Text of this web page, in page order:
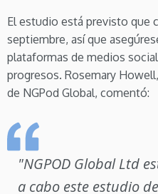
El estudio está previsto que
septiembre, así que
plataformas de medios
progresos. Rosemary
de NGPod Global, comentó:
"NGPOD Global Ltd
a cabo este estudio